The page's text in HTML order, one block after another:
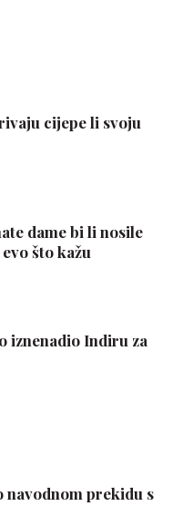
cijepe li svoju
dame bi li nosile
što kažu
iznenadio Indiru za
navodnom prekidu s